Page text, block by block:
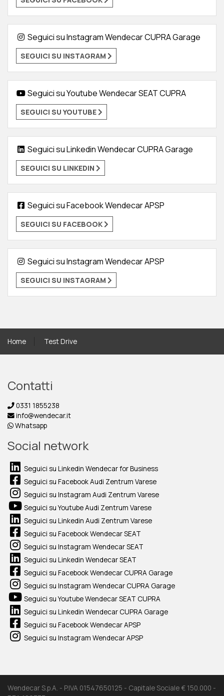
Seguici su Instagram Wendecar CUPRA Garage
SEGUICI SU INSTAGRAM
Seguici su Youtube Wendecar SEAT CUPRA
SEGUICI SU YOUTUBE
Seguici su Linkedin Wendecar CUPRA Garage
SEGUICI SU LINKEDIN
Seguici su Facebook Wendecar APSP
SEGUICI SU FACEBOOK
Seguici su Instagram Wendecar APSP
SEGUICI SU INSTAGRAM
Home Test Drive
Contatti
0331 1855238
info@wendecar.it
Whatsapp
Social network
Seguici su Linkedin Wendecar for Business
Seguici su Facebook Audi Zentrum Varese
Seguici su Instagram Audi Zentrum Varese
Seguici su Youtube Audi Zentrum Varese
Seguici su Linkedin Audi Zentrum Varese
Seguici su Facebook Wendecar SEAT
Seguici su Instagram Wendecar SEAT
Seguici su Linkedin Wendecar SEAT
Seguici su Facebook Wendecar CUPRA Garage
Seguici su Instagram Wendecar CUPRA Garage
Seguici su Youtube Wendecar SEAT CUPRA
Seguici su Linkedin Wendecar CUPRA Garage
Seguici su Facebook Wendecar APSP
Seguici su Instagram Wendecar APSP
Wendecar S.p.A. - P.IVA 01547650125 - Capitale Sociale € 150.000 -